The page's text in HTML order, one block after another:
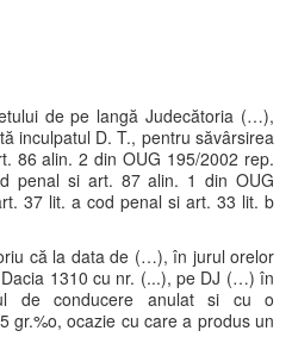
de pe langă Judecătoria (…),
inculpatul D. T., pentru săvârsirea
86 alin. 2 din OUG 195/2002 rep.
penal si art. 87 alin. 1 din OUG
37 lit. a cod penal si art. 33 lit. b
că la data de (…), în jurul orelor
1310 cu nr. (...), pe DJ (…) în
de conducere anulat si cu o
gr.%o, ocazie cu care a produs un